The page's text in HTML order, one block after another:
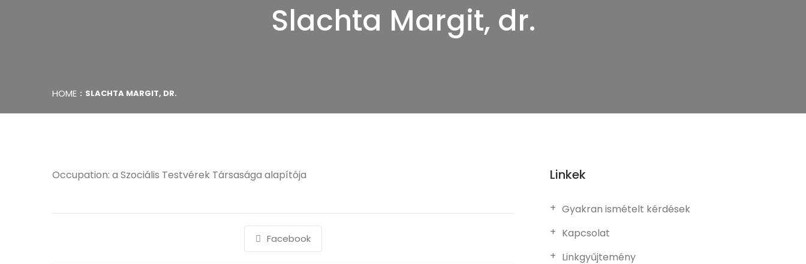
Slachta Margit, dr.
HOME SLACHTA MARGIT, DR.
Occupation: a Szociális Testvérek Társasága alapítója
Facebook
Linkek
Gyakran ismételt kérdések
Kapcsolat
Linkgyűjtemény